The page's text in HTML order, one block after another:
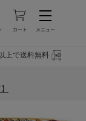
上で送料無料